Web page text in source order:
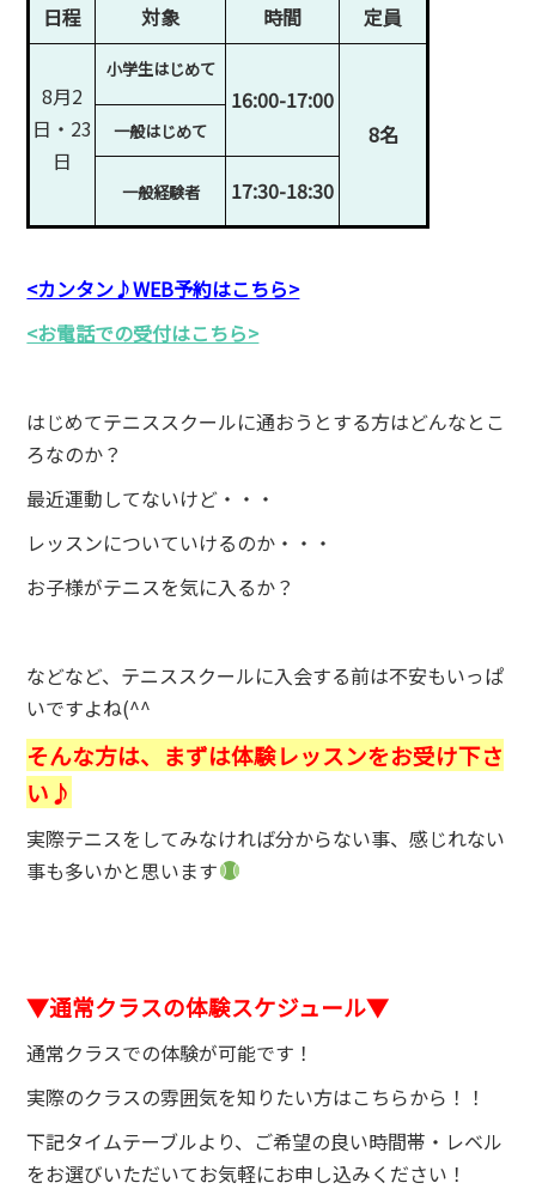
日程
対象 時間 定員
8月2
日・23
日
小学生はじめて
16:00-17:00
8名
一般はじめて
一般経験者 17:30-18:30
<カンタン♪WEB予約はこちら>
<お電話での受付はこちら>
はじめてテニススクールに通おうとする方はどんなとこ
ろなのか？
最近運動してないけど・・・
レッスンについていけるのか・・・
お子様がテニスを気に入るか？
などなど、テニススクールに入会する前は不安もいっぱ
いですよね(^^
そんな方は、まずは体験レッスンをお受け下さ
い♪
実際テニスをしてみなければ分からない事、感じれない
事も多いかと思います
▼通常クラスの体験スケジュール▼
通常クラスでの体験が可能です！
実際のクラスの雰囲気を知りたい方はこちらから！！
下記タイムテーブルより、ご希望の良い時間帯・レベル
をお選びいただいてお気軽にお申し込みください！